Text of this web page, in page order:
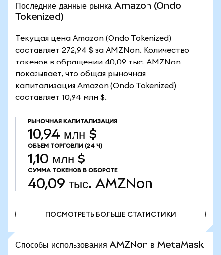
Последние данные рынка Amazon (Ondo
Tokenized)
Текущая цена Amazon (Ondo Tokenized)
составляет 272,94 $ за AMZNon. Количество
токенов в обращении 40,09 тыс. AMZNon
показывает, что общая рыночная
капитализация Amazon (Ondo Tokenized)
составляет 10,94 млн $.
РЫНОЧНАЯ КАПИТАЛИЗАЦИЯ
10,94 млн $
ОБЪЕМ ТОРГОВЛИ (24 Ч)
1,10 млн $
СУММА ТОКЕНОВ В ОБОРОТЕ
40,09 тыс. AMZNon
ПОСМОТРЕТЬ БОЛЬШЕ СТАТИСТИКИ
Способы использования AMZNon в MetaMask